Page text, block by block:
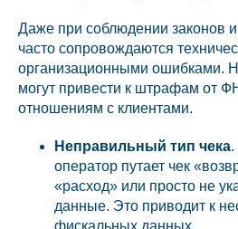
Даже при соблюдении законов
часто сопровождаются
организационными ошибками.
могут привести к штрафам от
отношениям с клиентами.
Неправильный тип чека.
оператор путает чек
«расход» или просто не
данные. Это приводит к
фискальных данных.